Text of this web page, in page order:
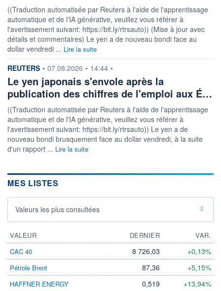
((Traduction automatisée par Reuters à l'aide de l'apprentissage
automatique et de l'IA générative, veuillez vous référer à
l'avertissement suivant: https://bit.ly/rtrsauto)) (Mise à jour avec
détails et commentaires) Le yen a de nouveau bondi face au
dollar vendredi ... Lire la suite
information fournie par
REUTERS • 07.08.2026 • 14:44 •
Le yen japonais s'envole après la
publication des chiffres de l'emploi aux É…
((Traduction automatisée par Reuters à l'aide de l'apprentissage
automatique et de l'IA générative, veuillez vous référer à
l'avertissement suivant: https://bit.ly/rtrsauto)) Le yen a de
nouveau bondi brusquement face au dollar vendredi, à la suite
d'un rapport ... Lire la suite
MES LISTES
Valeurs les plus consultées
VALEUR DERNIER
VAR.
CAC 40
8 726,03 +0,13%
Pétrole Brent 87,36 +5,15%
HAFFNER ENERGY 0,519 +13,94%